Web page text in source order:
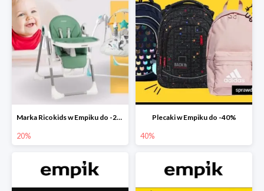
Marka Ricokids w Empiku do -20%
20%
Plecaki w Empiku do -40%
40%